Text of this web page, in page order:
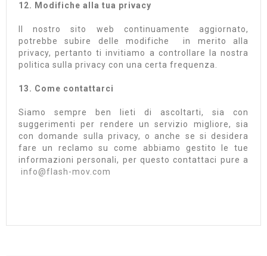
12. Modifiche alla tua privacy
Il nostro sito web continuamente aggiornato,
potrebbe subire delle modifiche in merito alla
privacy, pertanto ti invitiamo a controllare la nostra
politica sulla privacy con una certa frequenza.
13. Come contattarci
Siamo sempre ben lieti di ascoltarti, sia con
suggerimenti per rendere un servizio migliore, sia
con domande sulla privacy, o anche se si desidera
fare un reclamo su come abbiamo gestito le tue
informazioni personali, per questo contattaci pure a
info@flash-mov.com